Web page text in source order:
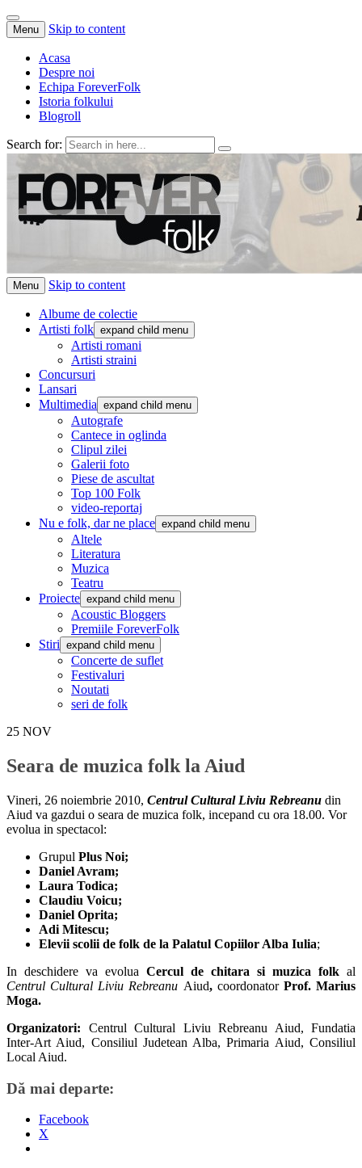
Menu Skip to content
Acasa
Despre noi
Echipa ForeverFolk
Istoria folkului
Blogroll
Search for:
ForeverFolk
Muzica sufletului tau
Menu Skip to content
Albume de colectie
Artisti folk expand child menu
Artisti romani
Artisti straini
Concursuri
Lansari
Multimedia expand child menu
Autografe
Cantece in oglinda
Clipul zilei
Galerii foto
Piese de ascultat
Top 100 Folk
video-reportaj
Nu e folk, dar ne place expand child menu
Altele
Literatura
Muzica
Teatru
Proiecte expand child menu
Acoustic Bloggers
Premiile ForeverFolk
Stiri expand child menu
Concerte de suflet
Festivaluri
Noutati
seri de folk
25 NOV
Seara de muzica folk la Aiud
Vineri, 26 noiembrie 2010, Centrul Cultural Liviu Rebreanu din
Aiud va gazdui o seara de muzica folk, incepand cu ora 18.00. Vor
evolua in spectacol:
Grupul Plus Noi;
Daniel Avram;
Laura Todica;
Claudiu Voicu;
Daniel Oprita;
Adi Mitescu;
Elevii scolii de folk de la Palatul Copiilor Alba Iulia;
In deschidere va evolua Cercul de chitara si muzica folk al
Centrul Cultural Liviu Rebreanu Aiud, coordonatorProf. Marius
Moga.
Organizatori: Centrul Cultural Liviu Rebreanu Aiud, Fundatia
Inter-Art Aiud, Consiliul Judetean Alba, Primaria Aiud, Consiliul
Local Aiud.
Dă mai departe:
Facebook
X